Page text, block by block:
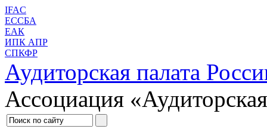
IFAC
ЕССБА
ЕАК
ИПК АПР
СПКФР
Аудиторская палата
Ассоциация